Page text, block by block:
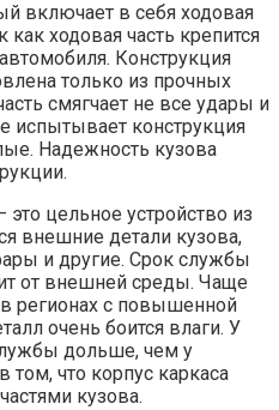
включает в себя ходовая
как ходовая часть крепится
Конструкция
только из прочных
смягчает не все удары и
испытывает конструкция
Надежность кузова
цельное устройство из
внешние детали кузова,
и другие. Срок службы
от внешней среды. Чаще
регионах с повышенной
очень боится влаги. У
дольше, чем у
что корпус каркаса
кузова.